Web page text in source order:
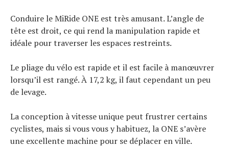
Conduire le MiRide ONE est très amusant. L’angle de
tête est droit, ce qui rend la manipulation rapide et
idéale pour traverser les espaces restreints.
Le pliage du vélo est rapide et il est facile à manœuvrer
lorsqu’il est rangé. À 17,2 kg, il faut cependant un peu
de levage.
La conception à vitesse unique peut frustrer certains
cyclistes, mais si vous vous y habituez, la ONE s’avère
une excellente machine pour se déplacer en ville.